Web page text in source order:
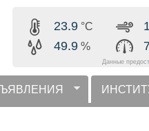
содержанию
23.9 °C
49.9 %
Данные
меню